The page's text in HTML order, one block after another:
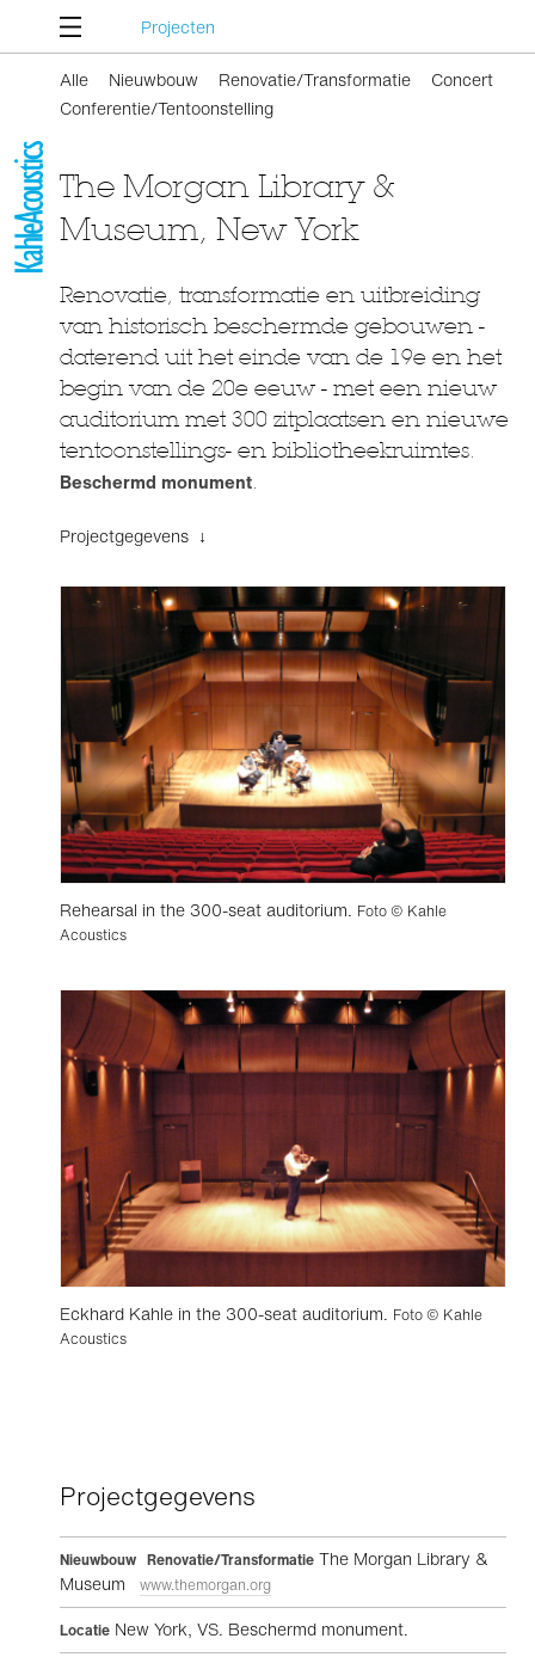
Projecten
Alle Nieuwbouw Renovatie/Transformatie
Concert
Conferentie/Tentoonstelling
The Morgan Library &
Museum, New York
Renovatie, transformatie en uitbreiding
van historisch beschermde gebouwen -
daterend uit het einde van de 19e en het
begin van de 20e eeuw - met een nieuw
auditorium met 300 zitplaatsen en nieuwe
tentoonstellings- en bibliotheekruimtes.
Beschermd monument
Projectgegevens ↓
Rehearsal in the 300-seat auditorium. Foto © Kahle
Acoustics
Eckhard Kahle in the 300-seat auditorium. Foto © Kahle
Acoustics
Projectgegevens
Nieuwbouw Renovatie/Transformatie The Morgan Library &
Museum
www.themorgan.org
Locatie New York, VS. Beschermd monument.